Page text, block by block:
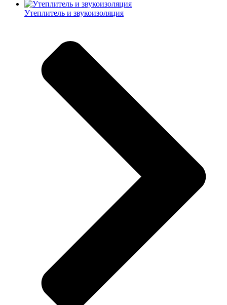
Утеплитель и звукоизоляция